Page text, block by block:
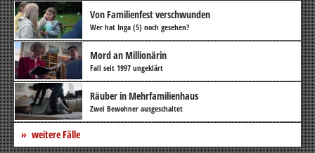
Von Familienfest verschwunden
Wer hat Inga (5) noch gesehen?
Mord an Millionärin
Fall seit 1997 ungeklärt
Räuber in Mehrfamilienhaus
Zwei Bewohner ausgeschaltet
weitere Fälle